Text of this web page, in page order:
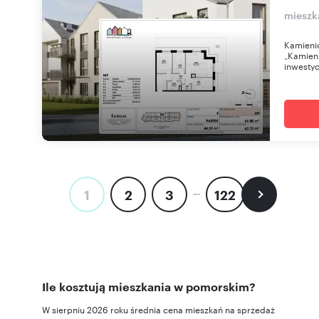
1 2 3 122
Ile kosztują mieszkania w pomorskim?
W sierpniu 2026 roku średnia cena mieszkań na sprzedaż